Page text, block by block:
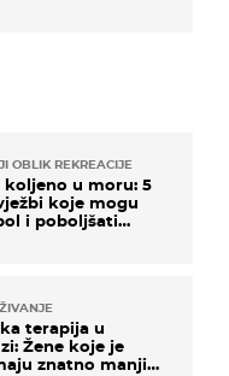
OBLIK REKREACIJE
koljeno u moru: 5
koje mogu
i poboljšati
terapija u
Žene koje je
znatno manji